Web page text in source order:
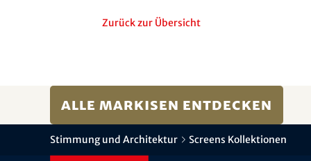
Zurück zur Übersicht
Alle Markisen entdecken
Stimmung und Architektur Screens Kollektionen